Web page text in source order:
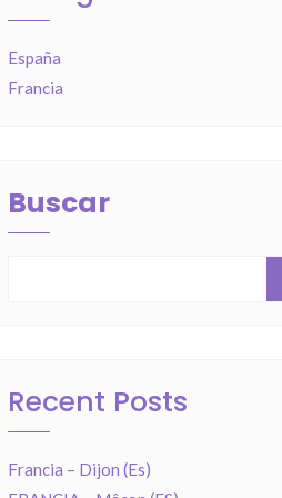
España
Francia
Buscar
Recent Posts
Francia – Dijon (Es)